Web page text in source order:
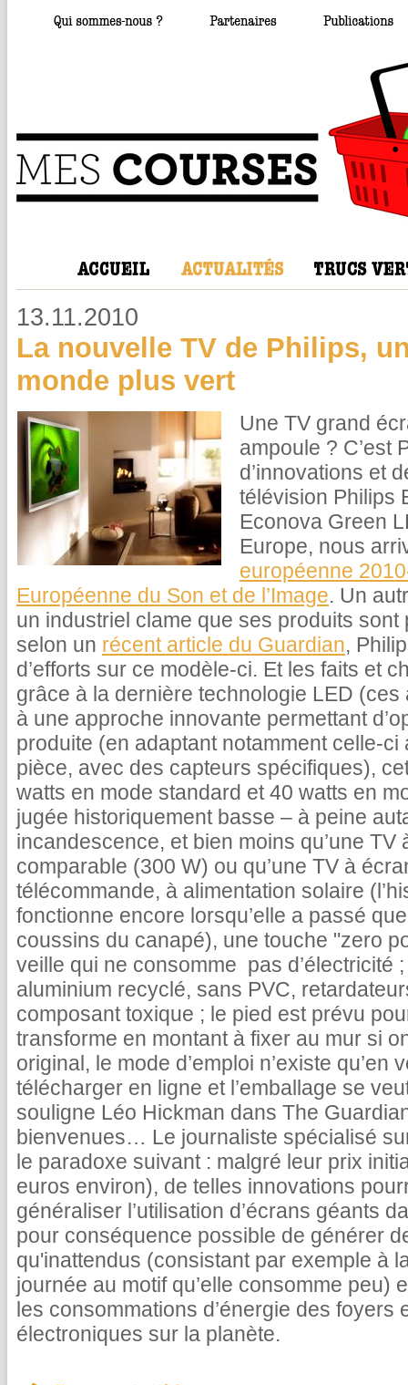
13.11.2010
La nouvelle TV de Philips,
monde plus vert
Une TV grand
ampoule ? C’est
d’innovations et
télévision Philips
Econova Green
Europe, nous
européenne
Européenne du Son et de l’Image. Un
un industriel clame que ses produits
selon un récent article du Guardian,
d’efforts sur ce modèle-ci. Et les faits et
grâce à la dernière technologie LED
à une approche innovante permettant
produite (en adaptant notamment celle-ci
pièce, avec des capteurs spécifiques),
watts en mode standard et 40 watts en
jugée historiquement basse – à peine
incandescence, et bien moins qu’une
comparable (300 W) ou qu’une TV à
télécommande, à alimentation solaire
fonctionne encore lorsqu’elle a passé
coussins du canapé), une touche "zero
veille qui ne consomme pas d’électricité
aluminium recyclé, sans PVC,
composant toxique ; le pied est prévu
transforme en montant à fixer au mur si
original, le mode d’emploi n’existe qu’en
télécharger en ligne et l’emballage se
souligne Léo Hickman dans The
bienvenues… Le journaliste spécialisé
le paradoxe suivant : malgré leur prix
euros environ), de telles innovations
généraliser l’utilisation d’écrans géants
pour conséquence possible de générer
qu'inattendus (consistant par exemple à
journée au motif qu’elle consomme peu)
les consommations d’énergie des foyers
électroniques sur la planète.